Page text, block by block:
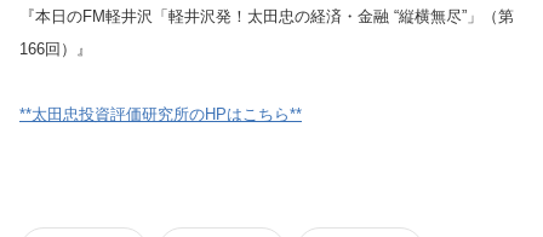
『本日のFM軽井沢「軽井沢発！太田忠の経済・金融 “縦横無尽”」（第
166回）』
**太田忠投資評価研究所のHPはこちら**